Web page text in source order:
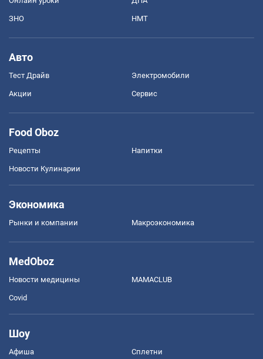
ЗНО НМТ
Авто
Тест Драйв Электромобили
Акции Сервис
Food Oboz
Рецепты Напитки
Новости Кулинарии
Экономика
Рынки и компании Mакроэкономика
MedOboz
Новости медицины MAMACLUB
Covid
Шоу
Афиша Сплетни